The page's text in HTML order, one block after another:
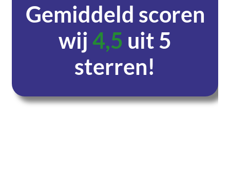
Gemiddeld scoren
wij4,5 uit 5
sterren!